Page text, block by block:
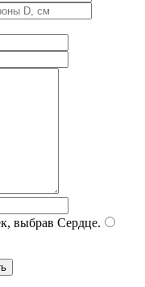
выбрав Сердце.